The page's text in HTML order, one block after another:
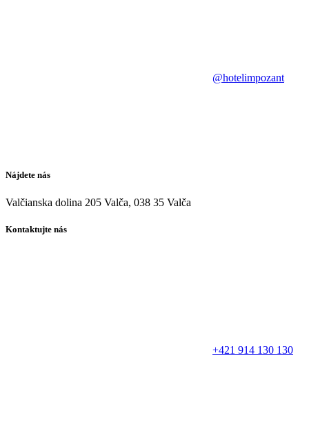
@hotelimpozant
Nájdete nás
Valčianska dolina 205 Valča, 038 35 Valča
Kontaktujte nás
+421 914 130 130